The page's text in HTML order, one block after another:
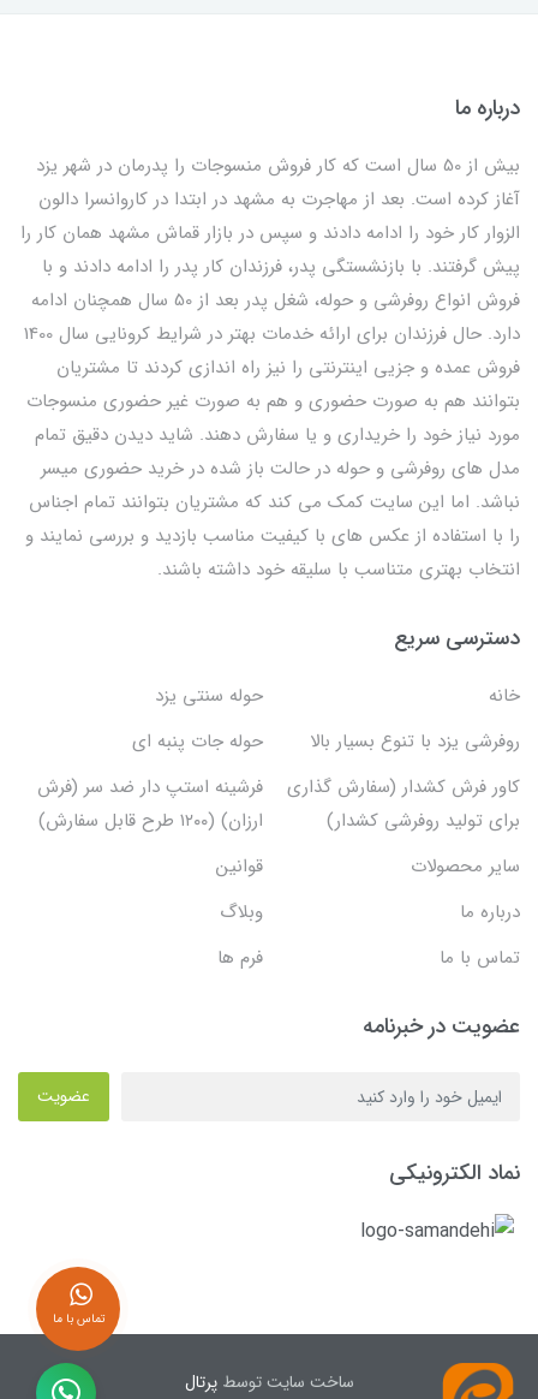
درباره ما
بیش از 50 سال است که کار فروش منسوجات را پدرمان در شهر یزد
آغاز کرده است. بعد از مهاجرت به مشهد در ابتدا در کاروانسرا دالون
الزوار کار خود را ادامه دادند و سپس در بازار قماش مشهد همان کار را
پیش گرفتند. با بازنشستگی پدر، فرزندان کار پدر را ادامه دادند و با
فروش انواع روفرشی و حوله، شغل پدر بعد از 50 سال همچنان ادامه
دارد. حال فرزندان برای ارائه خدمات بهتر در شرایط کرونایی سال 1400
فروش عمده و جزیی اینترنتی را نیز راه اندازی کردند تا مشتریان
بتوانند هم به صورت حضوری و هم به صورت غیر حضوری منسوجات
مورد نیاز خود را خریداری و یا سفارش دهند. شاید دیدن دقیق تمام
مدل های روفرشی و حوله در حالت باز شده در خرید حضوری میسر
نباشد. اما این سایت کمک می کند که مشتریان بتوانند تمام اجناس
را با استفاده از عکس های با کیفیت مناسب بازدید و بررسی نمایند و
انتخاب بهتری متناسب با سلیقه خود داشته باشند.
دسترسی سریع
خانه
حوله سنتی یزد
روفرشی یزد با تنوع بسیار بالا
حوله جات پنبه ای
کاور فرش کشدار (سفارش گذاری
برای تولید روفرشی کشدار)
فرشینه استپ دار ضد سر (فرش
ارزان) (۱۲۰۰ طرح قابل سفارش)
سایر محصولات
قوانین
درباره ما
وبلاگ
تماس با ما
فرم ها
عضویت در خبرنامه
عضویت
نماد الکترونیکی
ساخت سایت توسطپرتال
تماس با ما